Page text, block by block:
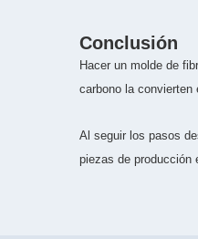
Conclusión
Hacer un molde de
carbono la convierten
Al seguir los pasos
piezas de producción